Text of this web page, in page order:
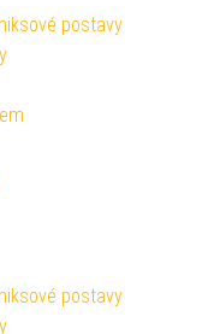
postavy
postavy